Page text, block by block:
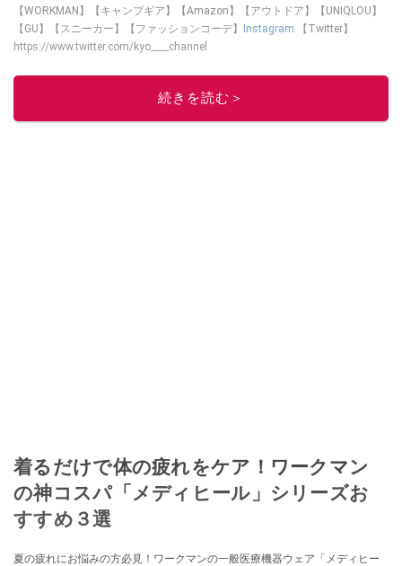
【WORKMAN】【キャンプギア】【Amazon】【アウトドア】【UNIQLOU】
【GU】【スニーカー】【ファッションコーデ】 Instagram 【Twitter】
https://www.twitter.com/kyo____channel
このイチオシストの他の記事を読む
続きを読む＞
着るだけで体の疲れをケア！ワークマン
の神コスパ「メディヒール」シリーズお
すすめ３選
夏の疲れにお悩みの方必見！ワークマンの一般医療機器ウェア「メディヒー